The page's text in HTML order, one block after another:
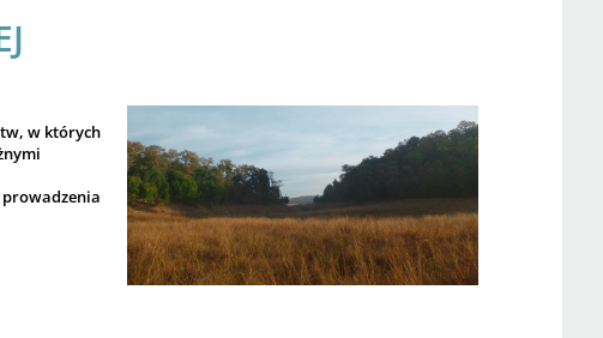
w których
prowadzenia